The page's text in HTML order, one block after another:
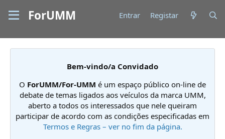
ForUMM Entrar Registar
Bem-vindo/a Convidado
O ForUMM/For-UMM é um espaço público on-line de
debate de temas ligados aos veículos da marca UMM,
aberto a todos os interessados que nele queiram
participar de acordo com as condições especificadas em
Termos e Regras – ver no fim da página.